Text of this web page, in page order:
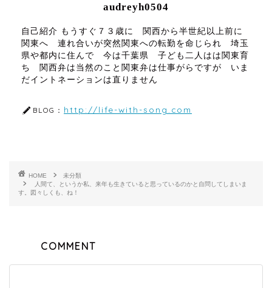
audreyh0504
自己紹介 もうすぐ７３歳に 関西から半世紀以上前に
関東へ 連れ合いが突然関東への転勤を命じられ 埼玉
県や都内に住んで 今は千葉県 子ども二人はは関東育
ち 関西弁は当然のこと関東弁は仕事がらですが いま
だイントネーションは直りません
BLOG： http://life-with-song.com
HOME
未分類
人間て、というか私、来年も生きていると思っているのかと自問してしまいま
す。図々しくも、ね！
COMMENT